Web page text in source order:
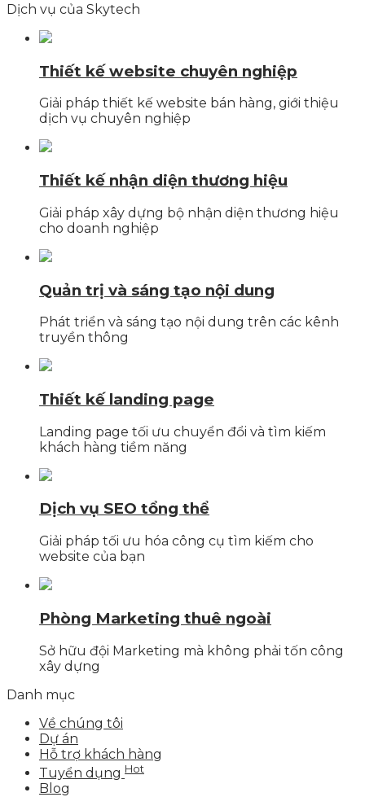
Dịch vụ của Skytech
Thiết kế website chuyên nghiệp
Giải pháp thiết kế website bán hàng, giới thiệu
dịch vụ chuyên nghiệp
Thiết kế nhận diện thương hiệu
Giải pháp xây dựng bộ nhận diện thương hiệu
cho doanh nghiệp
Quản trị và sáng tạo nội dung
Phát triển và sáng tạo nội dung trên các kênh
truyền thông
Thiết kế landing page
Landing page tối ưu chuyển đổi và tìm kiếm
khách hàng tiềm năng
Dịch vụ SEO tổng thể
Giải pháp tối ưu hóa công cụ tìm kiếm cho
website của bạn
Phòng Marketing thuê ngoài
Sở hữu đội Marketing mà không phải tốn công
xây dựng
Danh mục
Về chúng tôi
Dự án
Hỗ trợ khách hàng
Tuyển dụng Hot
Blog